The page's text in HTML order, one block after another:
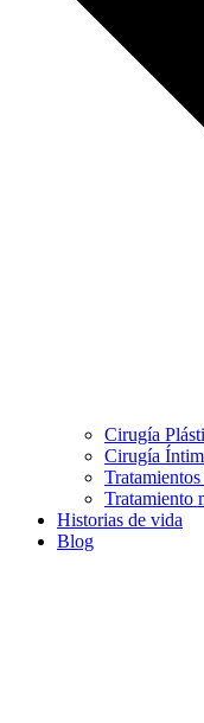
Cirugía
Cirugía
Tratamientos
Tratamiento
Historias de vida
Blog